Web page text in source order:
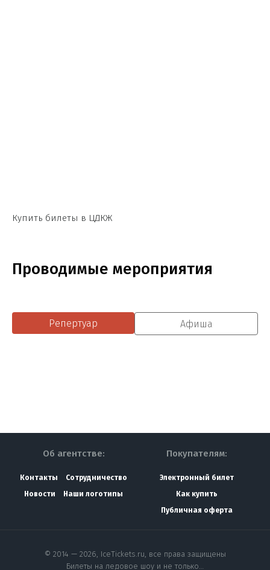
Купить билеты в ЦДКЖ
Проводимые мероприятия
Репертуар Афиша
Об агентстве:
Контакты
Сотрудничество
Новости
Наши логотипы
Покупателям:
Электронный билет
Как купить
Публичная оферта
© 2014 — 2026, IceTickets.ru, все права защищены
Билеты на ледовое шоу и не только…